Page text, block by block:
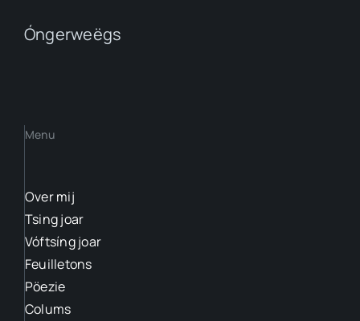
Óngerweëgs
Menu
Over mij
Tsing joar
Vóftsíng joar
Feuilletons
Pöezie
Colums